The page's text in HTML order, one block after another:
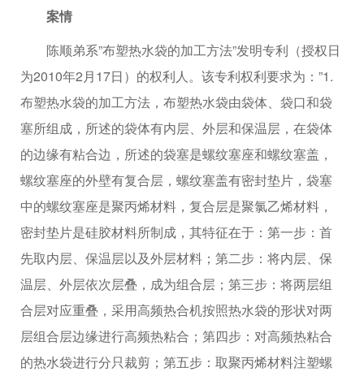
案情
陈顺弟系”布塑热水袋的加工方法”发明专利（授权日
为2010年2月17日）的权利人。该专利权利要求为：”1.
布塑热水袋的加工方法，布塑热水袋由袋体、袋口和袋
塞所组成，所述的袋体有内层、外层和保温层，在袋体
的边缘有粘合边，所述的袋塞是螺纹塞座和螺纹塞盖，
螺纹塞座的外壁有复合层，螺纹塞盖有密封垫片，袋塞
中的螺纹塞座是聚丙烯材料，复合层是聚氯乙烯材料，
密封垫片是硅胶材料所制成，其特征在于：第一步：首
先取内层、保温层以及外层材料；第二步：将内层、保
温层、外层依次层叠，成为组合层；第三步：将两层组
合层对应重叠，采用高频热合机按照热水袋的形状对两
层组合层边缘进行高频热粘合；第四步：对高频热粘合
的热水袋进行分只裁剪；第五步：取聚丙烯材料注塑螺